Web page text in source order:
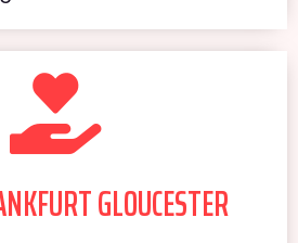
GLOUCESTER